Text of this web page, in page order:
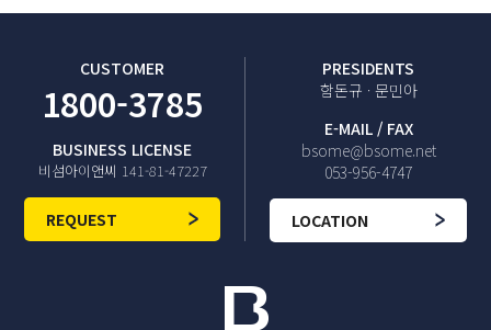
CUSTOMER
1800-3785
BUSINESS LICENSE
비섬아이앤씨 141-81-47227
REQUEST
PRESIDENTS
함돈규 · 문민아
E-MAIL / FAX
bsome@bsome.net
053-956-4747
LOCATION